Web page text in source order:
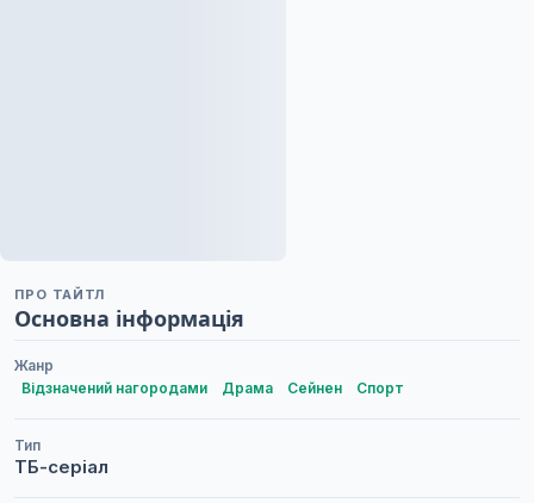
ПРО ТАЙТЛ
Основна інформація
Жанр
Відзначений нагородами
Драма Сейнен Спорт
Тип
ТБ-серіал